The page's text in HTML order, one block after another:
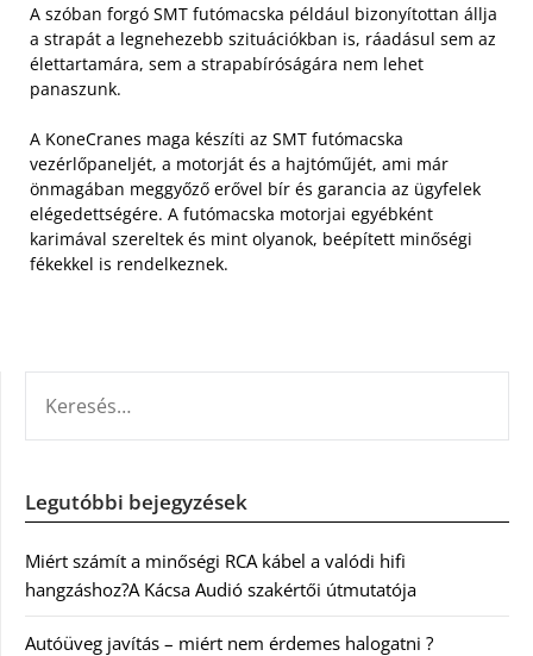
A szóban forgó SMT futómacska például bizonyítottan állja
a strapát a legnehezebb szituációkban is, ráadásul sem az
élettartamára, sem a strapabíróságára nem lehet
panaszunk.
A KoneCranes maga készíti az SMT futómacska
vezérlőpaneljét, a motorját és a hajtóműjét, ami már
önmagában meggyőző erővel bír és garancia az ügyfelek
elégedettségére. A futómacska motorjai egyébként
karimával szereltek és mint olyanok, beépített minőségi
fékekkel is rendelkeznek.
Legutóbbi bejegyzések
Miért számít a minőségi RCA kábel a valódi hifi
hangzáshoz?A Kácsa Audió szakértői útmutatója
Autóüveg javítás – miért nem érdemes halogatni ?